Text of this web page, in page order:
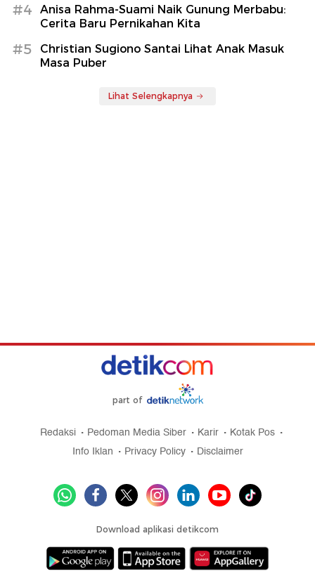
#4
Anisa Rahma-Suami Naik Gunung Merbabu:
Cerita Baru Pernikahan Kita
#5
Christian Sugiono Santai Lihat Anak Masuk
Masa Puber
Lihat Selengkapnya
part of
Redaksi Pedoman Media Siber Karir
Kotak Pos
Info Iklan
Privacy Policy Disclaimer
Download aplikasi detikcom